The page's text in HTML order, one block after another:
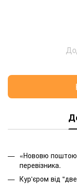
«Нововю
перевізника.
Кур'єром від